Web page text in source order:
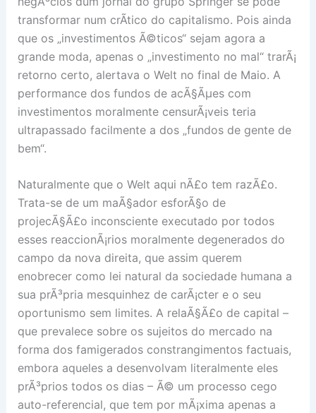
transformar num crÃ­tico do capitalismo. Pois ainda
que os „investimentos Ã©ticos“ sejam agora a
grande moda, apenas o „investimento no mal“ trarÃ¡
retorno certo, alertava o Welt no final de Maio. A
performance dos fundos de acÃ§Ãµes com
investimentos moralmente censurÃ¡veis teria
ultrapassado facilmente a dos „fundos de gente de
bem“.
Naturalmente que o Welt aqui nÃ£o tem razÃ£o.
Trata-se de um maÃ§ador esforÃ§o de
projecÃ§Ã£o inconsciente executado por todos
esses reaccionÃ¡rios moralmente degenerados do
campo da nova direita, que assim querem
enobrecer como lei natural da sociedade humana a
sua prÃ³pria mesquinhez de carÃ¡cter e o seu
oportunismo sem limites. A relaÃ§Ã£o de capital –
que prevalece sobre os sujeitos do mercado na
forma dos famigerados constrangimentos factuais,
embora aqueles a desenvolvam literalmente eles
prÃ³prios todos os dias – Ã© um processo cego
auto-referencial, que tem por mÃ¡xima apenas a